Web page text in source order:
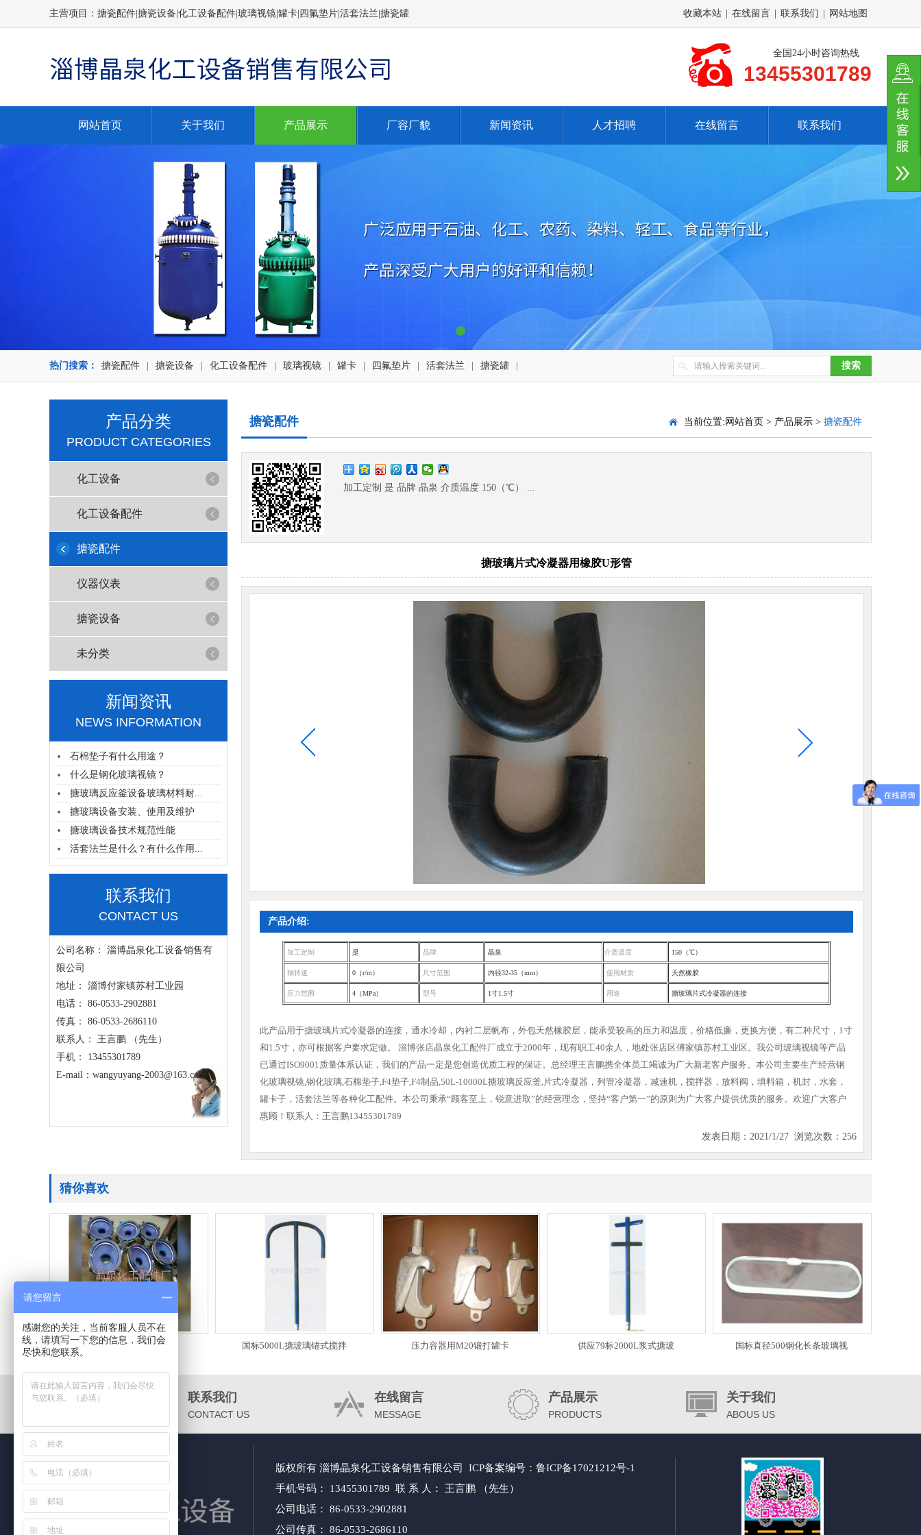
主营项目：搪瓷配件|搪瓷设备|化工设备配件|玻璃视镜|罐卡|四氟垫片|活套法兰|搪瓷罐 收藏本站 在线留言 联系我们 网站地图
全国24小时咨询热线
13455301789
网站首页 关于我们 产品展示 厂容厂貌 新闻资讯 人才招聘 在线留言 联系我们
热门搜索： 搪瓷配件 搪瓷设备 化工设备配件 玻璃视镜 罐卡 四氟垫片 活套法兰 搪瓷罐
产品分类
PRODUCT CATEGORIES
化工设备
化工设备配件
搪瓷配件
仪器仪表
搪瓷设备
未分类
新闻资讯
NEWS INFORMATION
石棉垫子有什么用途？
什么是钢化玻璃视镜？
搪玻璃反应釜设备玻璃材料耐...
搪玻璃设备安装、使用及维护
搪玻璃设备技术规范性能
活套法兰是什么？有什么作用...
联系我们
CONTACT US
公司名称： 淄博晶泉化工设备销售有
限公司
地址： 淄博付家镇苏村工业园
电话： 86-0533-2902881
传真： 86-0533-2686110
联系人： 王言鹏 （先生）
手机： 13455301789
E-mail：wangyuyang-2003@163.com
搪瓷配件 当前位置: 网站首页 > 产品展示 > 搪瓷配件
加工定制 是 品牌 晶泉 介质温度 150（℃） ...
搪玻璃片式冷凝器用橡胶U形管
产品介绍:
加工定制 是 品牌 晶泉 介质温度 150（℃）
轴转速 0（r/m） 尺寸范围 内径32-35（mm） 使用材质 天然橡胶
压力范围 4（MPa） 型号 1寸1.5寸 用途 搪玻璃片式冷凝器的连接
此产品用于搪玻璃片式冷凝器的连接，通水冷却，内衬二层帆布，外包天然橡胶层，能承受较高的压力和温度，价格低廉，更换方便，有二种尺寸，1寸
和1.5寸，亦可根据客户要求定做。 淄博张店晶泉化工配件厂成立于2000年，现有职工40余人，地处张店区傅家镇苏村工业区。我公司玻璃视镜等产品
已通过ISO9001质量体系认证，我们的产品一定是您创造优质工程的保证。总经理王言鹏携全体员工竭诚为广大新老客户服务。本公司主要生产经营钢
化玻璃视镜,钢化玻璃,石棉垫子,F4垫子,F4制品,50L-10000L搪玻璃反应釜,片式冷凝器，列管冷凝器，减速机，搅拌器，放料阀，填料箱，机封，水套，
罐卡子，活套法兰等各种化工配件。本公司秉承“顾客至上，锐意进取”的经营理念，坚持“客户第一”的原则为广大客户提供优质的服务。欢迎广大客户
惠顾！联系人：王言鹏13455301789
发表日期：2021/1/27 浏览次数：256
猜你喜欢
搪瓷快开人孔 国标5000L搪玻璃锚式搅拌 压力容器用M20锻打罐卡 供应79标2000L浆式搪玻 国标直径500钢化长条玻璃视
联系我们
CONTACT US
在线留言
MESSAGE
产品展示
PRODUCTS
关于我们
ABOUS US
版权所有 淄博晶泉化工设备销售有限公司 ICP备案编号： 鲁ICP备17021212号-1
手机号码： 13455301789 联 系 人： 王言鹏 （先生）
公司电话： 86-0533-2902881
公司传真： 86-0533-2686110
请您留言
感谢您的关注，当前客服人员不在
线，请填写一下您的信息，我们会
尽快和您联系。